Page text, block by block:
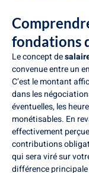
fondations
Le concept de
convenue entre un
C’est le montant
dans les
éventuelles, les
monétisables. En
effectivement
contributions
qui sera viré sur
différence